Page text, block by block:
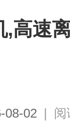
,高速
08-02 | 阅